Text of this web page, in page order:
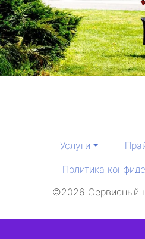
метро Тимирязевская
метро Технопарк
метро Щелковская
метро Улица академика
метро Царицыно
Услуги
Политика
©2026 Сервисный